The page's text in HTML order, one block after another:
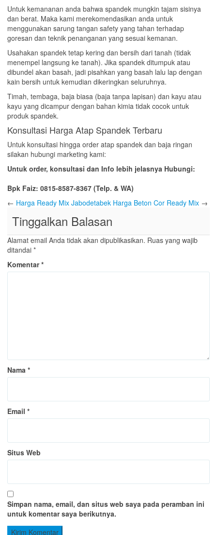
Untuk kemananan anda bahwa spandek mungkin tajam sisinya
dan berat. Maka kami merekomendasikan anda untuk
menggunakan sarung tangan safety yang tahan terhadap
goresan dan teknik penanganan yang sesuai kemanan.
Usahakan spandek tetap kering dan bersih dari tanah (tidak
menempel langsung ke tanah). Jika spandek ditumpuk atau
dibundel akan basah, jadi pisahkan yang basah lalu lap dengan
kain bersih untuk kemudian dikeringkan seluruhnya.
Timah, tembaga, baja biasa (baja tanpa lapisan) dan kayu atau
kayu yang dicampur dengan bahan kimia tidak cocok untuk
produk spandek.
Konsultasi Harga Atap Spandek Terbaru
Untuk konsultasi hingga order atap spandek dan baja ringan
silakan hubungi marketing kami:
Untuk order, konsultasi dan Info lebih jelasnya Hubungi:
Bpk Faiz: 0815-8587-8367 (Telp. & WA)
← Harga Ready Mix Jabodetabek Harga Beton Cor Ready Mix →
Tinggalkan Balasan
Alamat email Anda tidak akan dipublikasikan. Ruas yang wajib
ditandai *
Komentar*
Nama *
Email *
Situs Web
Simpan nama, email, dan situs web saya pada peramban ini
untuk komentar saya berikutnya.